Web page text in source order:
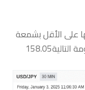
أعلى منها على الأقل بشمعة